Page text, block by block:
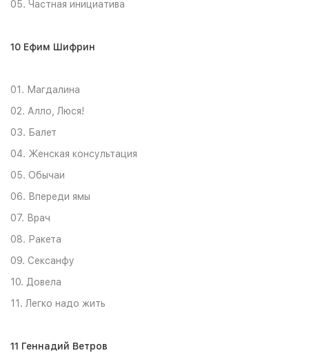
05. Частная инициатива
10 Ефим Шифрин
01. Магдалина
02. Алло, Люся!
03. Балет
04. Женская консультация
05. Обычаи
06. Впереди ямы
07. Врач
08. Ракета
09. Сексанфу
10. Довела
11. Легко надо жить
11 Геннадий Ветров